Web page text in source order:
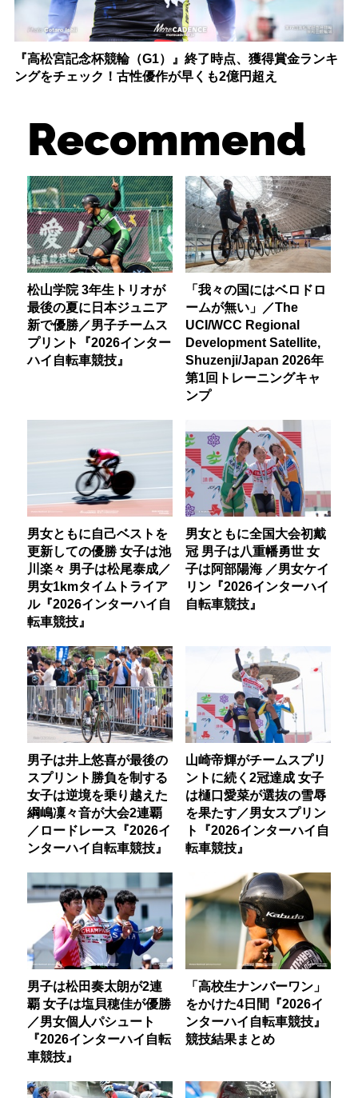
『高松宮記念杯競輪（G1）』終了時点、獲得賞金ランキ
ングをチェック！古性優作が早くも2億円超え
Recommend
松山学院 3年生トリオが
最後の夏に日本ジュニア
新で優勝／男子チームス
プリント『2026インター
ハイ自転車競技』
「我々の国にはベロドロ
ームが無い」／The
UCI/WCC Regional
Development Satellite,
Shuzenji/Japan 2026年
第1回トレーニングキャ
ンプ
男女ともに自己ベストを
更新しての優勝 女子は池
川楽々 男子は松尾泰成／
男女1kmタイムトライア
ル『2026インターハイ自
転車競技』
男女ともに全国大会初戴
冠 男子は八重幡勇世 女
子は阿部陽海 ／男女ケイ
リン『2026インターハイ
自転車競技』
男子は井上悠喜が最後の
スプリント勝負を制する
女子は逆境を乗り越えた
綱嶋凜々音が大会2連覇
／ロードレース『2026イ
ンターハイ自転車競技』
山崎帝輝がチームスプリ
ントに続く2冠達成 女子
は樋口愛菜が選抜の雪辱
を果たす／男女スプリン
ト『2026インターハイ自
転車競技』
男子は松田奏太朗が2連
覇 女子は塩貝穂佳が優勝
／男女個人パシュート
『2026インターハイ自転
車競技』
「高校生ナンバーワン」
をかけた4日間『2026イ
ンターハイ自転車競技』
競技結果まとめ